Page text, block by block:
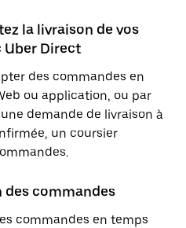
la livraison de vos
Uber Direct
des commandes en
ou application, ou par
demande de livraison à
un coursier
des commandes
commandes en temps